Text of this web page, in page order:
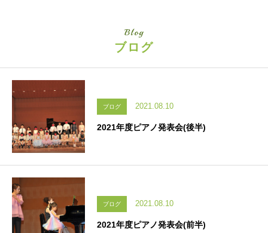
Blog
ブログ
ブログ 2021.08.10
2021年度ピアノ発表会(後半)
ブログ 2021.08.10
2021年度ピアノ発表会(前半)